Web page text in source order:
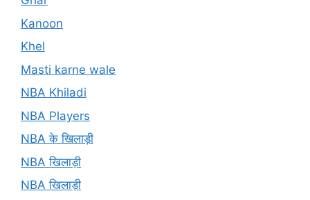
Kanoon
Khel
Masti karne wale
NBA Khiladi
NBA Players
NBA के खिलाड़ी
NBA खिलाड़ी
NBA खिलाड़ी